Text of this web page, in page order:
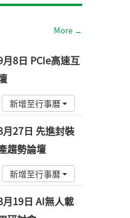
More →
月8日 PCIe高速互
新增至行事曆
月27日 先進封裝
趨勢論壇
新增至行事曆
月19日 AI無人載